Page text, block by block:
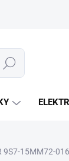
Hľadať
9S7-15MM72-016